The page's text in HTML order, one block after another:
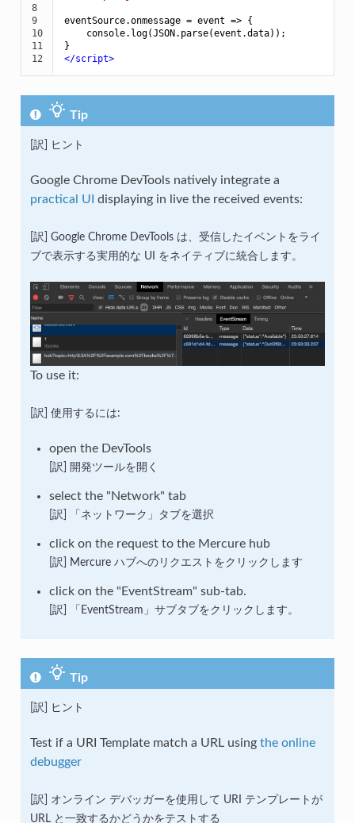
8
9
10
11
12
eventSource.onmessage = event => {
    console.log(JSON.parse(event.data));
</script>
Tip
ヒント
Google Chrome DevTools natively integrate a
practical UI displaying in live the received events:
Google Chrome DevTools は、受信したイベントをライ
ブで表示する実用的な UI をネイティブに統合します。
To use it:
使用するには:
open the DevTools
開発ツールを開く
select the "Network" tab
「ネットワーク」タブを選択
click on the request to the Mercure hub
Mercure ハブへのリクエストをクリックします
click on the "EventStream" sub-tab.
「EventStream」サブタブをクリックします。
Tip
ヒント
Test if a URI Template match a URL using the online
debugger
オンライン デバッガーを使用して URI テンプレートが
URL と一致するかどうかをテストする